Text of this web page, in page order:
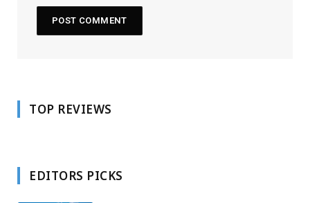
TOP REVIEWS
EDITORS PICKS